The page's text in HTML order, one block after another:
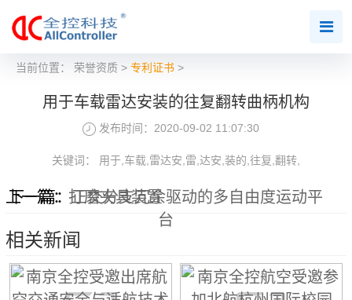
当前位置： 荣誉资质> 专利证书>
用于车载雷达安装的往复翻转曲柄机构
发布时间：2020-09-02 11:07:30
关键词： 用于,车载,雷达安,雷,达安,装的,往复,翻转,
上一篇： 打磨夹具装置
下一篇：正交分支冗余驱动的多自由度运动平
台
相关新闻